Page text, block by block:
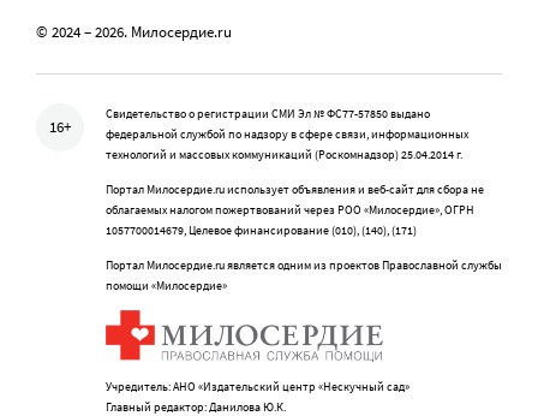
© 2024 – 2026. Милосердие.ru
16+
Свидетельство о регистрации СМИ Эл № ФС77-57850 выдано
федеральной службой по надзору в сфере связи, информационных
технологий и массовых коммуникаций (Роскомнадзор) 25.04.2014 г.
Портал Милосердие.ru использует объявления и веб-сайт для сбора не
облагаемых налогом пожертвований через РОО «Милосердие», ОГРН
1057700014679, Целевое финансирование (010), (140), (171)
Портал Милосердие.ru является одним из проектов Православной службы
помощи «Милосердие»
Учредитель: АНО «Издательский центр «Нескучный сад»
Главный редактор: Данилова Ю.К.